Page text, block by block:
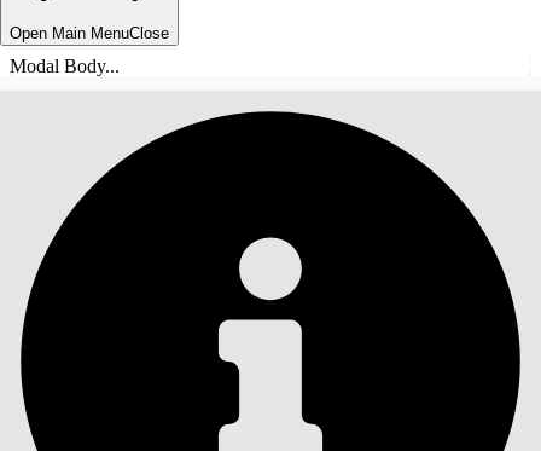
Open Main MenuClose
Modal Body...
ÍNDICE DE MATERIAS